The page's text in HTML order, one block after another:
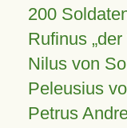
200
Rufinus
Nilus von
Peleusius
Petrus